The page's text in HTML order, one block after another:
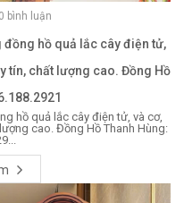
bình luận
hồ quả lắc cây điện tử,
tín, chất lượng cao. Đồng Hồ
hồ quả lắc cây điện tử, và cơ,
cao. Đồng Hồ Thanh Hùng: